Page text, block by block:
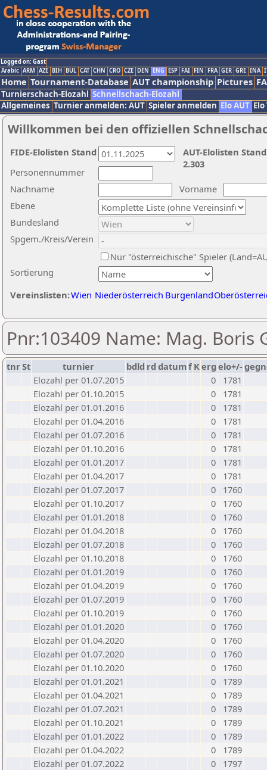
Logged on: Gast
Arabic ARM AZE BIH BUL CAT CHN CRO CZE DEN ENG ESP FAI FIN FRA GER GRE INA
Home Tournament-Database AUT championship Pictures
Turnierschach-Elozahl Schnellschach-Elozahl
Allgemeines Turnier anmelden: AUT Spieler anmelden Elo AUT
Willkommen bei den offiziellen
Nachname
Vorname
Ebene
Sortierung
Personennummer
Bundesland
Spgem./Kreis/Verein
Nur "österreichische" Spieler
Vereinslisten:Wien Niederösterreich Burgenland
AUT-Elolisten
2.303
FIDE-Elolisten Stand
Pnr:103409 Name: Mag. Boris
tnrSt turnier bdld rd datumf Kerg elo+/-
Elozahl per 01.07.2015
0
1781
Elozahl per 01.10.2015
0
1781
Elozahl per 01.01.2016
0
1781
Elozahl per 01.04.2016
0
1781
Elozahl per 01.07.2016
0
1781
Elozahl per 01.10.2016
0
1781
Elozahl per 01.01.2017
0
1781
Elozahl per 01.04.2017
0
1781
Elozahl per 01.07.2017
0
1760
Elozahl per 01.10.2017
0
1760
Elozahl per 01.01.2018
0
1760
Elozahl per 01.04.2018
0
1760
Elozahl per 01.07.2018
0
1760
Elozahl per 01.10.2018
0
1760
Elozahl per 01.01.2019
0
1760
Elozahl per 01.04.2019
0
1760
Elozahl per 01.07.2019
0
1760
Elozahl per 01.10.2019
0
1760
Elozahl per 01.01.2020
0
1760
Elozahl per 01.04.2020
0
1760
Elozahl per 01.07.2020
0
1760
Elozahl per 01.10.2020
0
1760
Elozahl per 01.01.2021
0
1789
Elozahl per 01.04.2021
0
1789
Elozahl per 01.07.2021
0
1789
Elozahl per 01.10.2021
0
1789
Elozahl per 01.01.2022
0
1789
Elozahl per 01.04.2022
0
1789
Elozahl per 01.07.2022
0
1797